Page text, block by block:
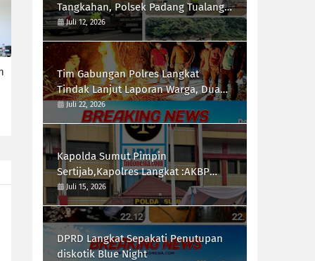
Tangkahan, Polsek Padang Tualang
Himbau Pengunjung Utamakan
Keselamatan
Juli 12, 2026
Tim Gabungan Polres Langkat
Tindak Lanjut Laporan Warga, Dua
Titik di Duga Lokasi Penyalah
Gunaan Narkoba di Desa Bubun di
Musnahkan
Juli 22, 2026
Kapolda Sumut Pimpin
Sertijab,Kapolres Langkat :AKBP
Hannry PH.Tambunan S.E ,S.I.K,
Resmi Menjabat
Juli 15, 2026
DPRD Langkat Sepakati Penutupan
diskotik Blue Night